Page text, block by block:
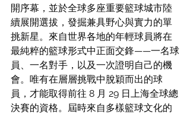
開序幕，並於全球多座重要籃球城市陸
續展開選拔，發掘兼具野心與實力的單
挑新星。來自世界各地的年輕球員將在
最純粹的籃球形式中正面交鋒——一名球
員、一名對手，以及一次證明自己的機
會。唯有在層層挑戰中脫穎而出的球
員，才能取得前往 8 月 29 日上海全球總
決賽的資格。屆時來自多樣籃球文化的